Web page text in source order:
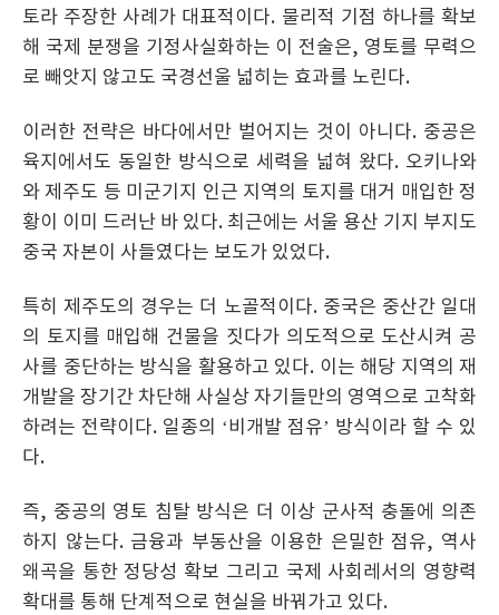
토라 주장한 사례가 대표적이다. 물리적 기점 하나를 확보
해 국제 분쟁을 기정사실화하는 이 전술은, 영토를 무력으
로 빼앗지 않고도 국경선울 넓히는 효과를 노린다.
이러한 전략은 바다에서만 벌어지는 것이 아니다. 중공은
육지에서도 동일한 방식으로 세력을 넓혀 왔다. 오키나와
와 제주도 등 미군기지 인근 지역의 토지를 대거 매입한 정
황이 이미 드러난 바 있다. 최근에는 서울 용산 기지 부지도
중국 자본이 사들였다는 보도가 있었다.
특히 제주도의 경우는 더 노골적이다. 중국은 중산간 일대
의 토지를 매입해 건물을 짓다가 의도적으로 도산시켜 공
사를 중단하는 방식을 활용하고 있다. 이는 해당 지역의 재
개발을 장기간 차단해 사실상 자기들만의 영역으로 고착화
하려는 전략이다. 일종의 ‘비개발 점유’ 방식이라 할 수 있
다.
즉, 중공의 영토 침탈 방식은 더 이상 군사적 충돌에 의존
하지 않는다. 금융과 부동산을 이용한 은밀한 점유, 역사
왜곡을 통한 정당성 확보 그리고 국제 사회레서의 영향력
확대를 통해 단계적으로 현실을 바꿔가고 있다.